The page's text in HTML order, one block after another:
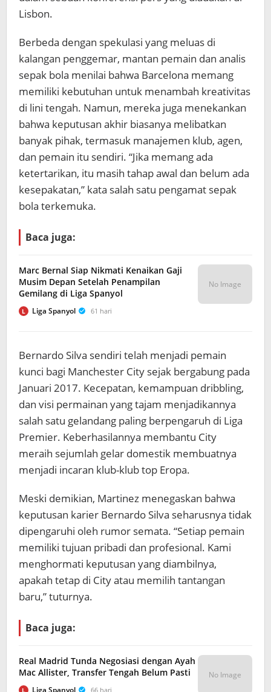
Lisbon.
Berbeda dengan spekulasi yang meluas di
kalangan penggemar, mantan pemain dan analis
sepak bola menilai bahwa Barcelona memang
memiliki kebutuhan untuk menambah kreativitas
di lini tengah. Namun, mereka juga menekankan
bahwa keputusan akhir biasanya melibatkan
banyak pihak, termasuk manajemen klub, agen,
dan pemain itu sendiri. “Jika memang ada
ketertarikan, itu masih tahap awal dan belum ada
kesepakatan,” kata salah satu pengamat sepak
bola terkemuka.
Baca juga:
Marc Bernal Siap Nikmati Kenaikan Gaji
Musim Depan Setelah Penampilan
Gemilang di Liga Spanyol
L Liga Spanyol 61 hari
No Image
Bernardo Silva sendiri telah menjadi pemain
kunci bagi Manchester City sejak bergabung pada
Januari 2017. Kecepatan, kemampuan dribbling,
dan visi permainan yang tajam menjadikannya
salah satu gelandang paling berpengaruh di Liga
Premier. Keberhasilannya membantu City
meraih sejumlah gelar domestik membuatnya
menjadi incaran klub-klub top Eropa.
Meski demikian, Martinez menegaskan bahwa
keputusan karier Bernardo Silva seharusnya tidak
dipengaruhi oleh rumor semata. “Setiap pemain
memiliki tujuan pribadi dan profesional. Kami
menghormati keputusan yang diambilnya,
apakah tetap di City atau memilih tantangan
baru,” tuturnya.
Baca juga:
Real Madrid Tunda Negosiasi dengan Ayah
Mac Allister, Transfer Tengah Belum Pasti
L Liga Spanyol 66 hari
No Image